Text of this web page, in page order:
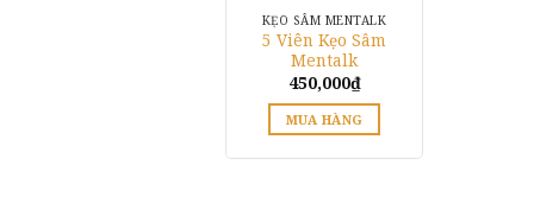
KẸO SÂM MENTALK
5 Viên Kẹo Sâm
Mentalk
450,000₫
MUA HÀNG